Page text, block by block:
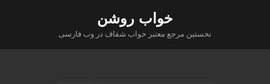
خواب روشن
نخستین مرجع معتبر خواب شفاف در وب فارسی